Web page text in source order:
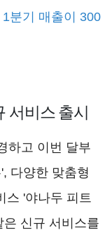
분기 매출이 300
비스 출시
하고 이번 달부
다양한 맞춤형
스 '야나두 피트
신규 서비스를